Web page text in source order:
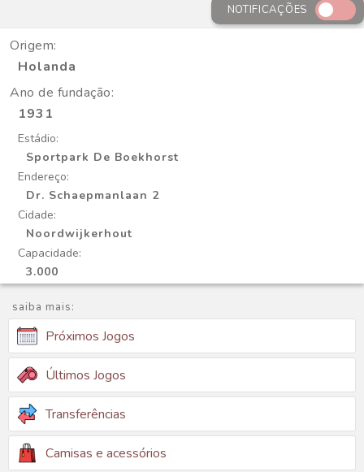
NOTIFICAÇÕES
Origem:
Holanda
Ano de fundação:
1931
Estádio:
Sportpark De Boekhorst
Endereço:
Dr. Schaepmanlaan 2
Cidade:
Noordwijkerhout
Capacidade:
3.000
saiba mais:
Próximos Jogos
Últimos Jogos
Transferências
Camisas e acessórios